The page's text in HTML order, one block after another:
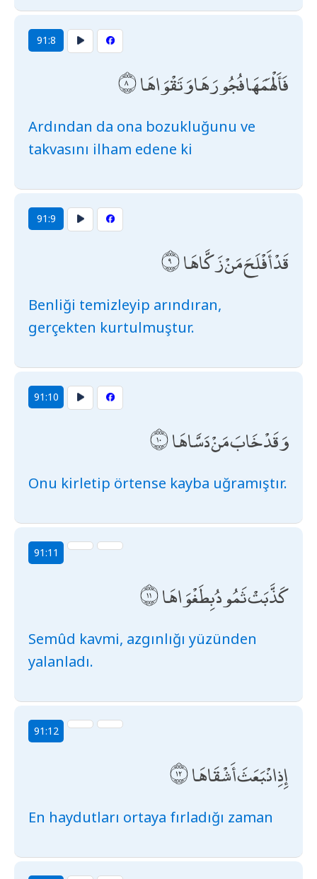
91:8
فَأَلْهَمَهَا فُجُورَهَا وَتَقْوَاهَا
Ardından da ona bozukluğunu ve
takvasını ilham edene ki
91:9
قَدْ أَفْلَحَ مَنْ زَكَّاهَا
Benliği temizleyip arındıran,
gerçekten kurtulmuştur.
91:10
وَقَدْ خَابَ مَنْ دَسَّاهَا
Onu kirletip örtense kayba uğramıştır.
91:11
كَذَّبَتْ ثَمُودُ بِطَغْوَاهَا
Semûd kavmi, azgınlığı yüzünden
yalanladı.
91:12
إِذِ انْبَعَثَ أَشْقَاهَا
En haydutları ortaya fırladığı zaman